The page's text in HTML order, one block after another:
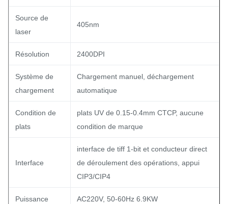
Source de
laser
405nm
Résolution 2400DPI
Système de
chargement
Chargement manuel, déchargement
automatique
Condition de
plats
plats UV de 0.15-0.4mm CTCP, aucune
condition de marque
Interface
interface de tiff 1-bit et conducteur direct
de déroulement des opérations, appui
CIP3/CIP4
Puissance AC220V, 50-60Hz 6.9KW